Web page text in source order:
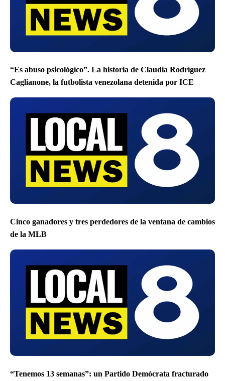
“Es abuso psicológico”. La historia de Claudia Rodríguez
Caglianone, la futbolista venezolana detenida por ICE
Cinco ganadores y tres perdedores de la ventana de cambios
de la MLB
“Tenemos 13 semanas”: un Partido Demócrata fracturado